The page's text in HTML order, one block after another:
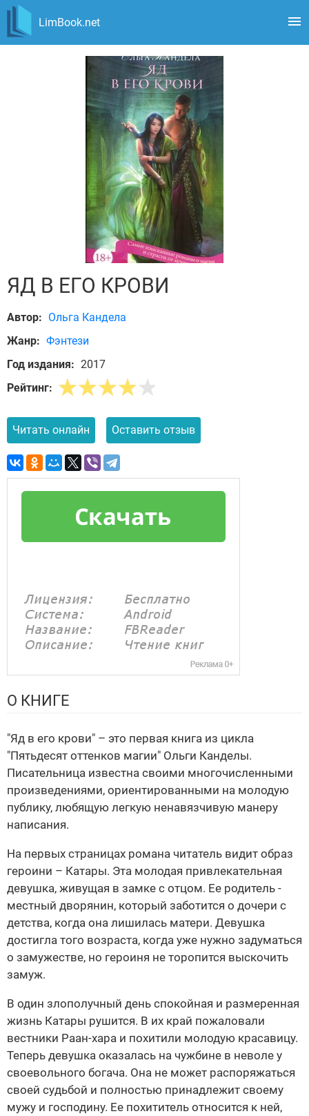
LimBook.net
ЯД В ЕГО КРОВИ
Автор: Ольга Кандела
Жанр: Фэнтези
Год издания: 2017
Рейтинг:
Читать онлайн Оставить отзыв
О КНИГЕ
"Яд в его крови" – это первая книга из цикла
"Пятьдесят оттенков магии" Ольги Канделы.
Писательница известна своими многочисленными
произведениями, ориентированными на молодую
публику, любящую легкую ненавязчивую манеру
написания.
На первых страницах романа читатель видит образ
героини – Катары. Эта молодая привлекательная
девушка, живущая в замке с отцом. Ее родитель -
местный дворянин, который заботится о дочери с
детства, когда она лишилась матери. Девушка
достигла того возраста, когда уже нужно задуматься
о замужестве, но героиня не торопится выскочить
замуж.
В один злополучный день спокойная и размеренная
жизнь Катары рушится. В их край пожаловали
вестники Раан-хара и похитили молодую красавицу.
Теперь девушка оказалась на чужбине в неволе у
своевольного богача. Она не может распоряжаться
своей судьбой и полностью принадлежит своему
мужу и господину. Ее похититель относится к ней,